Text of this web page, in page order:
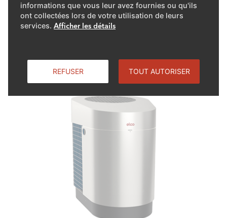
informations que vous leur avez fournies ou qu'ils
ont collectées lors de votre utilisation de leurs
services. Afficher les détails
REFUSER TOUT AUTORISER
👉🏻 Découvrez ce projet sur
notre chaîne YouTube